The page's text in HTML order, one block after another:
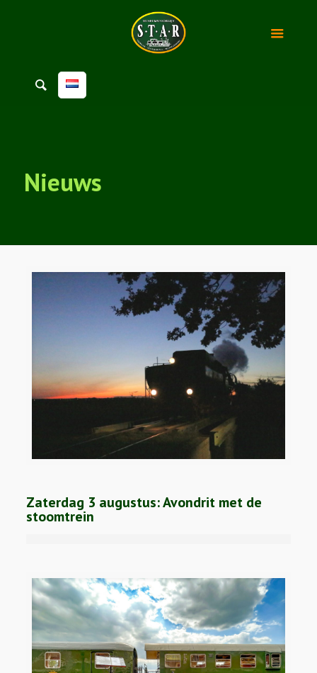
Nieuws
Zaterdag 3 augustus: Avondrit met de
stoomtrein